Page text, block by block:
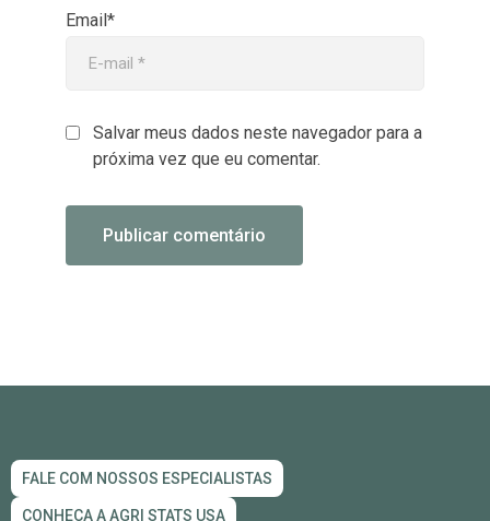
Email*
Salvar meus dados neste navegador para a
próxima vez que eu comentar.
FALE COM NOSSOS ESPECIALISTAS
CONHEÇA A AGRI STATS USA